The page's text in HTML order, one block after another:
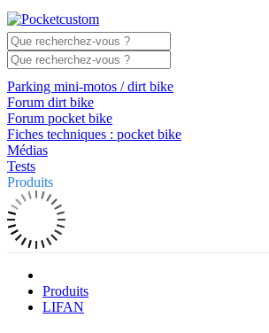
Parking mini-motos / dirt bike
Forum dirt bike
Forum pocket bike
Fiches techniques : pocket bike
Médias
Tests
Produits
Produits
LIFAN